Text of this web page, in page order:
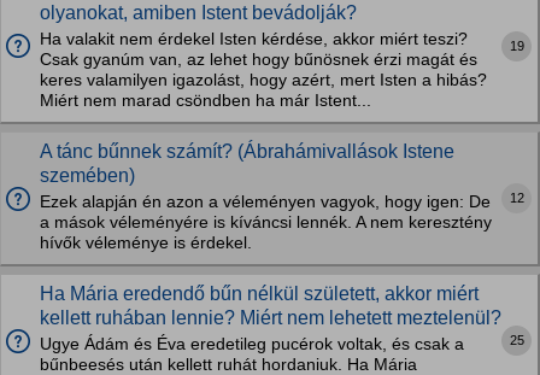
olyanokat, amiben Istent bevádolják?
Ha valakit nem érdekel Isten kérdése, akkor miért teszi?
Csak gyanúm van, az lehet hogy bűnösnek érzi magát és
keres valamilyen igazolást, hogy azért, mert Isten a hibás?
Miért nem marad csöndben ha már Istent...
19
A tánc bűnnek számít? (Ábrahámivallások Istene
szemében)
Ezek alapján én azon a véleményen vagyok, hogy igen: De
a mások véleményére is kíváncsi lennék. A nem keresztény
hívők véleménye is érdekel.
12
Ha Mária eredendő bűn nélkül született, akkor miért
kellett ruhában lennie? Miért nem lehetett meztelenül?
Ugye Ádám és Éva eredetileg pucérok voltak, és csak a
bűnbeesés után kellett ruhát hordaniuk. Ha Mária
25